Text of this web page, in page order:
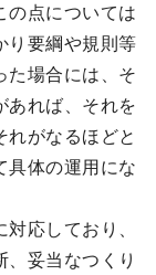
の点については
り要綱や規則等
た場合には、そ
あれば、それを
れがなるほどと
具体の運用にな
応しており、
妥当なつくり